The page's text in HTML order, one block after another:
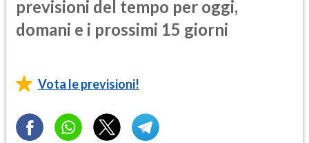
previsioni del tempo per oggi,
domani e i prossimi 15 giorni
Vota le previsioni!